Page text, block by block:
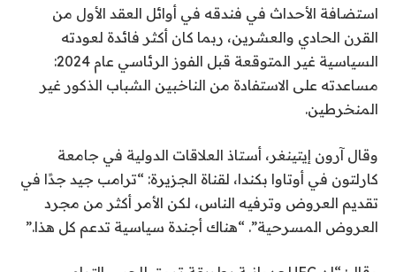
استضافة الأحداث في فندقه في أوائل العقد الأول من
القرن الحادي والعشرين، ربما كان أكثر فائدة لعودته
السياسية غير المتوقعة قبل الفوز الرئاسي عام 2024:
مساعدته على الاستفادة من الناخبين الشباب الذكور غير
المنخرطين.
وقال آرون إيتينغر، أستاذ العلاقات الدولية في جامعة
كارلتون في أوتاوا بكندا، لقناة الجزيرة: “ترامب جيد جدًا في
تقديم العروض وترفيه الناس، لكن الأمر أكثر من مجرد
العروض المسرحية”. “هناك أجندة سياسية تدعم كل هذا.”